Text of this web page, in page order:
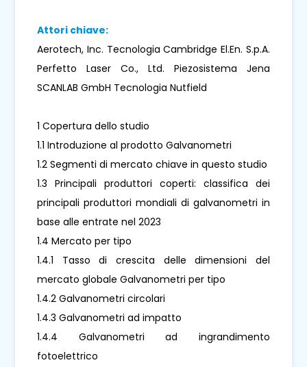
Attori chiave:
Aerotech, Inc. Tecnologia Cambridge El.En. S.p.A.
Perfetto Laser Co., Ltd. Piezosistema Jena
SCANLAB GmbH Tecnologia Nutfield
1 Copertura dello studio
1.1 Introduzione al prodotto Galvanometri
1.2 Segmenti di mercato chiave in questo studio
1.3 Principali produttori coperti: classifica dei
principali produttori mondiali di galvanometri in
base alle entrate nel 2023
1.4 Mercato per tipo
1.4.1 Tasso di crescita delle dimensioni del
mercato globale Galvanometri per tipo
1.4.2 Galvanometri circolari
1.4.3 Galvanometri ad impatto
1.4.4 Galvanometri ad ingrandimento
fotoelettrico